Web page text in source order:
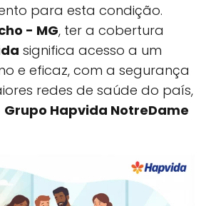
para esta condição.
- MG, ter a cobertura
significa acesso a um
e eficaz, com a segurança
redes de saúde do país,
Grupo Hapvida NotreDame